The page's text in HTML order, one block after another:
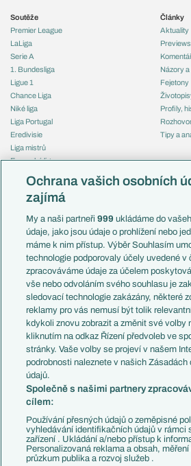
Soutěže
Premier League
LaLiga
Serie A
1. Bundesliga
Ligue 1
Chance Liga
Niké liga
Liga Portugal
Eredivisie
Liga mistrů
Evropská liga
Mistrovství světa
Liga národů
Témata
Představení týmů MS
EuroSkauting
PL v kostce
Evropské koeficienty
Přestupy
Přestupové spekulace
Zranění
Kluby
Arsenal FC
Chelsea FC
Manchester United
AC Milán
Juventus FC
Bayern Mnichov
FC Barcelona
Real Madrid
Články
Aktuality
Previews
Názory
Fejetony
Profily,
Tipy a
Česko
Francie
Itálie
Argentina
Brazílie
Přestupy
Zápasy
Livescore
Ochrana vašich osobních
zajímá
My a naši partneři999 ukládáme do
údaje, jako jsou údaje o prohlížení nebo
máme k nim přístup. Výběr Souhlasím
technologie podporovaly účely uvedené v
zpracováváme údaje za účelem
vše nebo odvoláním svého souhlasu je
sledovací technologie zakázány, některé
reklamy pro vás nemusí být tolik
kdykoli znovu zobrazit a změnit své volby
kliknutím na odkaz Řízení předvoleb ve
stránky. Vaše volby se projeví v našem
podrobnosti naleznete v našich Zásadách
údajů.
Společně s našimi partnery
cílem:
Používání přesných údajů o zeměpisné
vyhledávání identifikačních údajů v
zařízení . Ukládání a/nebo přístup k
Personalizovaná reklama a obsah,
průzkum publika a rozvoj služeb .